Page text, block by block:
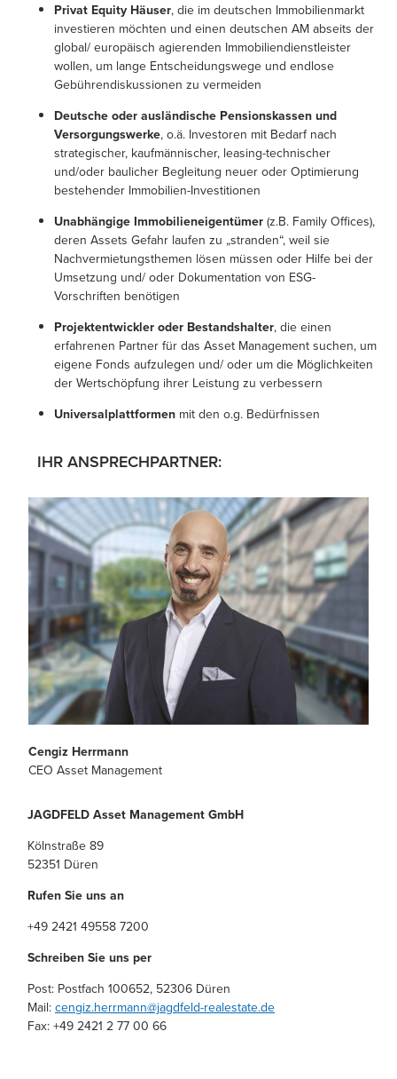
Privat Equity Häuser, die im deutschen Immobilienmarkt
investieren möchten und einen deutschen AM abseits der
global/ europäisch agierenden Immobiliendienstleister
wollen, um lange Entscheidungswege und endlose
Gebührendiskussionen zu vermeiden
Deutsche oder ausländische Pensionskassen und
Versorgungswerke, o.ä. Investoren mit Bedarf nach
strategischer, kaufmännischer, leasing-technischer
und/oder baulicher Begleitung neuer oder Optimierung
bestehender Immobilien-Investitionen
Unabhängige Immobilieneigentümer (z.B. Family Offices),
deren Assets Gefahr laufen zu „stranden“, weil sie
Nachvermietungsthemen lösen müssen oder Hilfe bei der
Umsetzung und/ oder Dokumentation von ESG-
Vorschriften benötigen
Projektentwickler oder Bestandshalter, die einen
erfahrenen Partner für das Asset Management suchen, um
eigene Fonds aufzulegen und/ oder um die Möglichkeiten
der Wertschöpfung ihrer Leistung zu verbessern
Universalplattformen mit den o.g. Bedürfnissen
IHR ANSPRECHPARTNER:
Cengiz Herrmann
CEO Asset Management
JAGDFELD Asset Management GmbH
Kölnstraße 89
52351 Düren
Rufen Sie uns an
+49 2421 49558 7200
Schreiben Sie uns per
Post: Postfach 100652, 52306 Düren
Mail: cengiz.herrmann@jagdfeld-realestate.de
Fax: +49 2421 2 77 00 66